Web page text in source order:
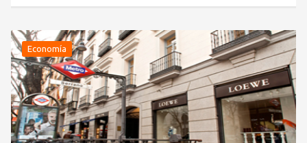
Economía